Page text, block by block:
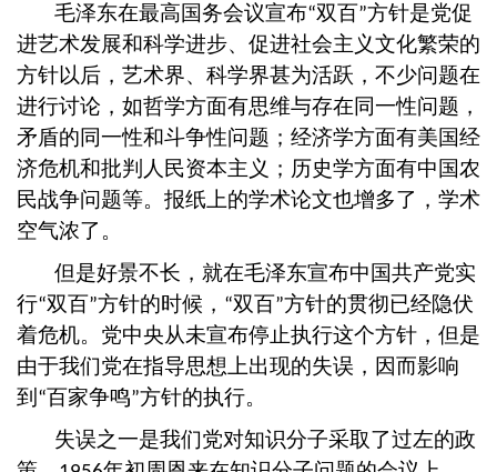
毛泽东在最高国务会议宣布“双百”方针是党促
进艺术发展和科学进步、促进社会主义文化繁荣的
方针以后，艺术界、科学界甚为活跃，不少问题在
进行讨论，如哲学方面有思维与存在同一性问题，
矛盾的同一性和斗争性问题；经济学方面有美国经
济危机和批判人民资本主义；历史学方面有中国农
民战争问题等。报纸上的学术论文也增多了，学术
空气浓了。
但是好景不长，就在毛泽东宣布中国共产党实
行“双百”方针的时候， “双百”方针的贯彻已经隐伏
着危机。党中央从未宣布停止执行这个方针，但是
由于我们党在指导思想上出现的失误，因而影响
到 “百家争鸣”方针的执行。
失误之一是我们党对知识分子采取了过左的政